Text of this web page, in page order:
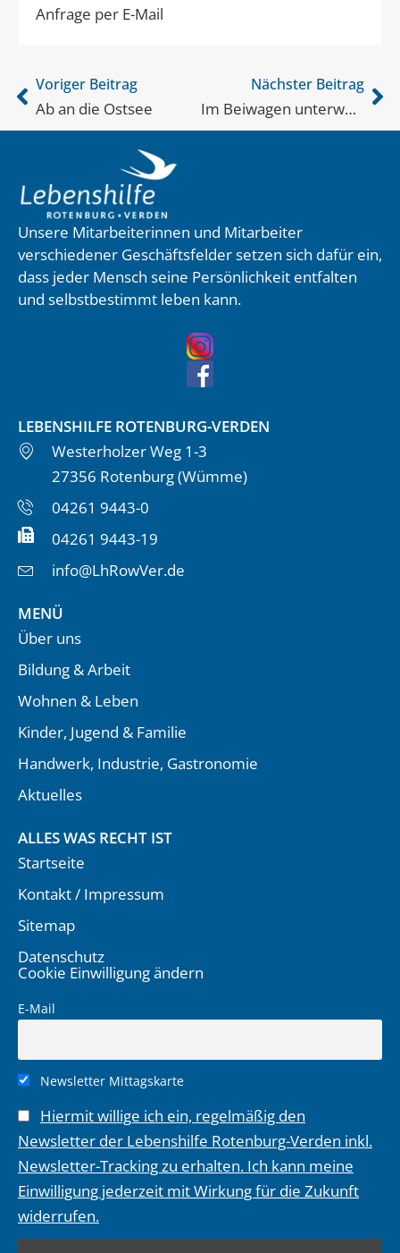
Anfrage per E-Mail
Voriger Beitrag
Ab an die Ostsee
Nächster Beitrag
Im Beiwagen unterwegs
Unsere Mitarbeiterinnen und Mitarbeiter
verschiedener Geschäftsfelder setzen sich dafür ein,
dass jeder Mensch seine Persönlichkeit entfalten
und selbstbestimmt leben kann.
LEBENSHILFE ROTENBURG-VERDEN
Westerholzer Weg 1-3
27356 Rotenburg (Wümme)
04261 9443-0
04261 9443-19
info@LhRowVer.de
MENÜ
Über uns
Bildung & Arbeit
Wohnen & Leben
Kinder, Jugend & Familie
Handwerk, Industrie, Gastronomie
Aktuelles
ALLES WAS RECHT IST
Startseite
Kontakt / Impressum
Sitemap
Datenschutz
Cookie Einwilligung ändern
E-Mail
Newsletter Mittagskarte
Hiermit willige ich ein, regelmäßig den
Newsletter der Lebenshilfe Rotenburg-Verden inkl.
Newsletter-Tracking zu erhalten. Ich kann meine
Einwilligung jederzeit mit Wirkung für die Zukunft
widerrufen.